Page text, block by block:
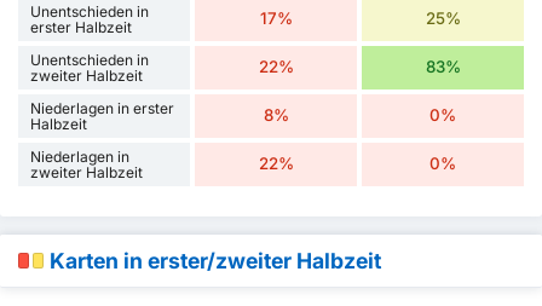
Unentschieden in
erster Halbzeit
17% 25%
Unentschieden in
zweiter Halbzeit
22% 83%
Niederlagen in erster
Halbzeit
8% 0%
Niederlagen in
zweiter Halbzeit
22% 0%
Karten in erster/zweiter Halbzeit